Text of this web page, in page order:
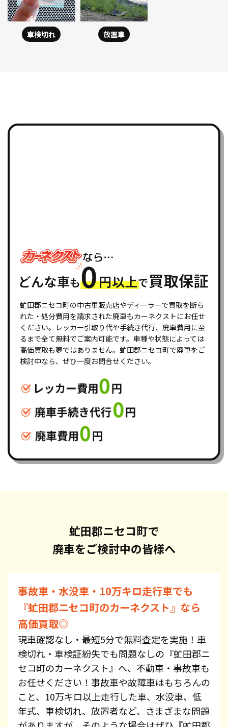
車検切れ 放置車
虻田郡ニセコ町の中古車販売店やディーラーで買取を断ら
れた・処分費用を請求された廃車もカーネクストにお任せ
ください。レッカー引取り代や手続き代行、廃車費用に至
るまで全て無料でご案内可能です。車種や状態によっては
高価買取も夢ではありません。虻田郡ニセコ町で廃車をご
検討中なら、ぜひ一度お問合せください。
虻田郡ニセコ町で
廃車をご検討中の皆様へ
事故車・水没車・10万キロ走行車でも
『虻田郡ニセコ町のカーネクスト』なら
高価買取◎
現車確認なし・最短5分で無料査定を実施！車
検切れ・車検証紛失でも問題なしの『虻田郡ニ
セコ町のカーネクスト』へ、不動車・事故車も
お任せください！事故車や故障車はもちろんの
こと、10万キロ以上走行した車、水没車、低
年式、車検切れ、放置者など、さまざまな問題